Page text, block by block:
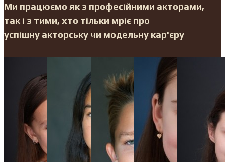
Ми працюємо як з професійними акторами,
так і з тими, хто тільки мріє про
успішну акторську чи модельну кар'єру